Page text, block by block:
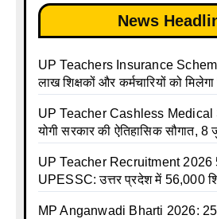
News
UP Teachers Insurance
लाख शिक्षकों और कर्मचारियों को
UP Teacher Cashless Medical
योगी सरकार की ऐतिहासिक सौगात,
UP Teacher Recruitment
UPESSC: उत्तर प्रदेश में 56,000
MP Anganwadi Bharti 2026: